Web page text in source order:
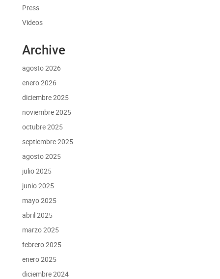
Press
Videos
Archive
agosto 2026
enero 2026
diciembre 2025
noviembre 2025
octubre 2025
septiembre 2025
agosto 2025
julio 2025
junio 2025
mayo 2025
abril 2025
marzo 2025
febrero 2025
enero 2025
diciembre 2024